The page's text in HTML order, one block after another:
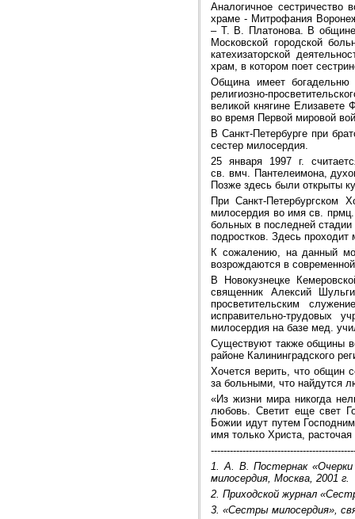
Аналогичное
храме - Митрофания
– Т. В. Платонова. В общине
Московской городской
катехизаторской
храм, в котором поет
Община имеет богадельню
религиозно-
великой княгине
во время Первой мировой
В Санкт-Петербурге при
сестер милосердия.
25 января 1997 г.
св. вмч. Пантелеимона,
Позже здесь были открыты
При Санкт-Петербургском
милосердия во имя св. прмц.
больных в последней стадии
подростков. Здесь
К сожалению, на данный
возрождаются в
В Новокузнецке
священник Алексий
просветительским
исправительно-трудовых
милосердия на базе мед.
Существуют также общины
районе Калининградского
Хочется верить, что общин
за больными, что найдутся
«Из жизни мира никогда
любовь. Светит еще свет
Божии идут путем
имя только Христа,
1. А. В. Постернак
милосердия, Москва, 2001 г.
2. Приходской журнал
3. «Сестры милосердия»,